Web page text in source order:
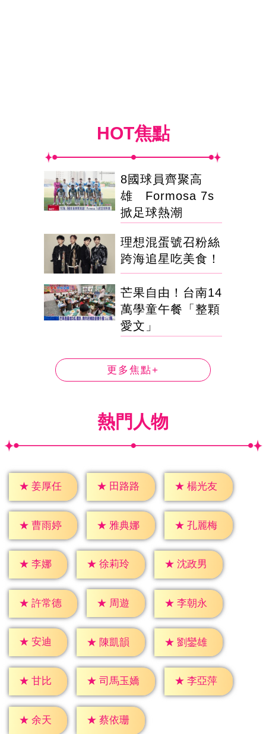
HOT焦點
8國球員齊聚高
雄 Formosa 7s
掀足球熱潮
理想混蛋號召粉絲
跨海追星吃美食！
芒果自由！台南14
萬學童午餐「整顆
愛文」
更多焦點+
熱門人物
★ 姜厚任 ★ 田路路 ★ 楊光友
★ 曹雨婷 ★ 雅典娜 ★ 孔麗梅
★ 李娜 ★ 徐莉玲 ★ 沈政男
★ 許常德 ★ 周遊 ★ 李朝永
★ 安迪 ★ 陳凱韻 ★ 劉鑾雄
★ 甘比 ★ 司馬玉嬌 ★ 李亞萍
★ 余天 ★ 蔡依珊